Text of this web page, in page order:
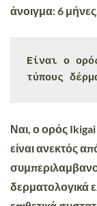
άνοιγμα: 6 μήνες.
Είναι ο
τύπους
Ναι, ο ορός Ikigai
είναι ανεκτός
δερματολογικά